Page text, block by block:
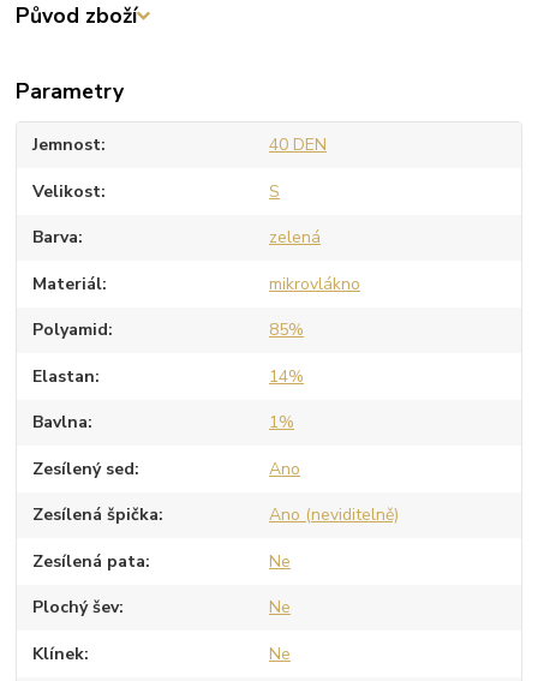
Původ zboží
Parametry
Jemnost 40 DEN
Velikost S
Barva zelená
Materiál mikrovlákno
Polyamid 85%
Elastan 14%
Bavlna 1%
Zesílený sed Ano
Zesílená špička Ano (neviditelně)
Zesílená pata Ne
Plochý šev Ne
Klínek Ne